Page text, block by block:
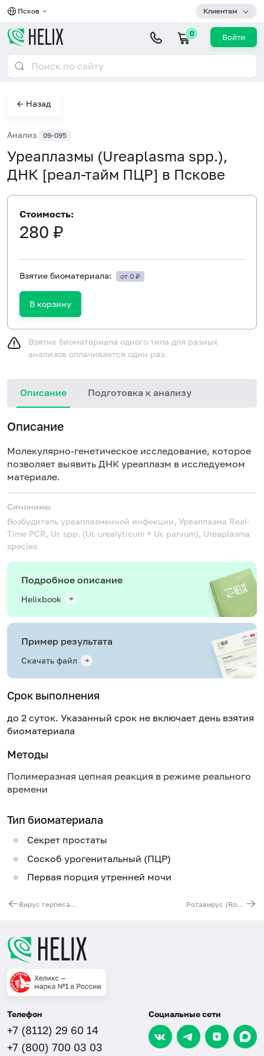
Псков Клиентам
0 Войти
← Назад
Анализ 09-095
Уреаплазмы (Ureaplasma spp.),
ДНК [реал-тайм ПЦР] в Пскове
Стоимость:
280 ₽
Взятие биоматериала: от 0 ₽
В корзину
Взятие биоматериала одного типа для разных
анализов оплачивается один раз.
Описание Подготовка к анализу
Описание
Молекулярно-генетическое исследование, которое
позволяет выявить ДНК уреаплазм в исследуемом
материале.
Синонимы
Возбудитель уреаплазменной инфекции, Уреаплазма Real-
Time PCR, Ur. spp. (Ur. urealyticum + Ur. parvum), Ureaplasma
species
Подробное описание
Helixbook
Пример результата
Скачать файл
Срок выполнения
до 2 суток. Указанный срок не включает день взятия
биоматериала
Методы
Полимеразная цепная реакция в режиме реального
времени
Тип биоматериала
Секрет простаты
Соскоб урогенитальный (ПЦР)
Первая порция утренней мочи
Вирус герпеса человека 8-го типа (Human Herpes Virus 8), ДНК [реал-тайм ПЦР] Ротавирус (Rotavirus A), РНК [реал-тайм ПЦР]
Телефон
+7 (8112) 29 60 14
+7 (800) 700 03 03
Социальные сети